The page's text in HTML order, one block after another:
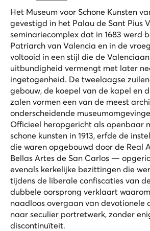
Het Museum voor Schone Kunsten
gevestigd in het Palau de Sant Pius
seminariecomplex dat in 1683 werd
Patriarch van Valencia en in de
voltooid in een stijl die de
uitbundigheid vermengt met later
ingetogenheid. De tweelaagse
gebouw, de koepel van de kapel en
zalen vormen een van de meest
onderscheidende
Officieel heropgericht als openbaar
schone kunsten in 1913, erfde de
die waren opgebouwd door de Real
Bellas Artes de San Carlos —
evenals kerkelijke bezittingen die
tijdens de liberale confiscaties van
dubbele oorsprong verklaart
naadloos overgaan van devotionele
naar seculier portretwerk, zonder
discontinuïteit.